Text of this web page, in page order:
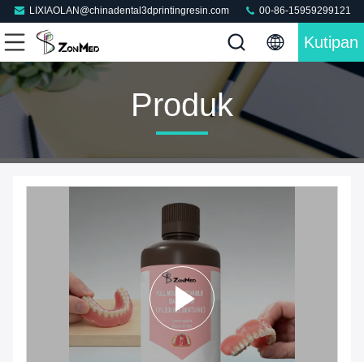
LIXIAOLAN@chinadental3dprintingresin.com 00-86-15959299121
Kutipan
Produk